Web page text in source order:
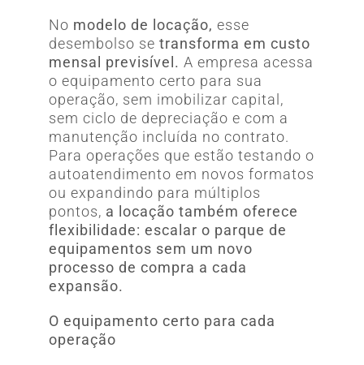
No modelo de locação, esse
desembolso se transforma em custo
mensal previsível. A empresa acessa
o equipamento certo para sua
operação, sem imobilizar capital,
sem ciclo de depreciação e com a
manutenção incluída no contrato.
Para operações que estão testando o
autoatendimento em novos formatos
ou expandindo para múltiplos
pontos, a locação também oferece
flexibilidade: escalar o parque de
equipamentos sem um novo
processo de compra a cada
expansão.
O equipamento certo para cada
operação